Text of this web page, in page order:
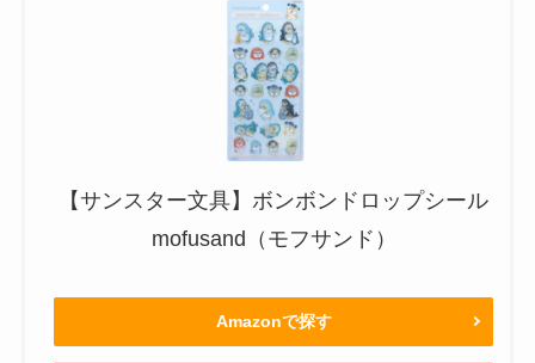
【サンスター文具】ボンボンドロップシール
mofusand（モフサンド）
Amazonで探す